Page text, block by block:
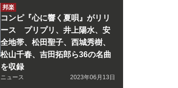
邦楽
コンピ『心に響く夏唄』がリリ
ース プリプリ、井上陽水、安
全地帯、松田聖子、西城秀樹、
松山千春、吉田拓郎ら36の名曲
を収録
ニュース 2023年06月13日